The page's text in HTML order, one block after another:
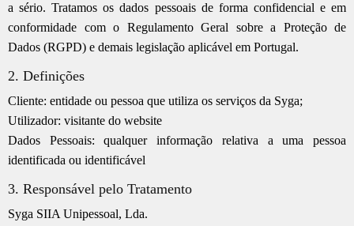
a sério. Tratamos os dados pessoais de forma confidencial e em
conformidade com o Regulamento Geral sobre a Proteção de
Dados (RGPD) e demais legislação aplicável em Portugal.
2. Definições
Cliente: entidade ou pessoa que utiliza os serviços da Syga;
Utilizador: visitante do website
Dados Pessoais: qualquer informação relativa a uma pessoa
identificada ou identificável
3. Responsável pelo Tratamento
Syga SIIA Unipessoal, Lda.